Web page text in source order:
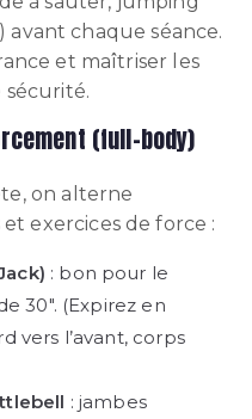
avant chaque séance.
et maîtriser les
(full-body)
on alterne
exercices de force :
: bon pour le
30″. (Expirez en
vers l’avant, corps
: jambes